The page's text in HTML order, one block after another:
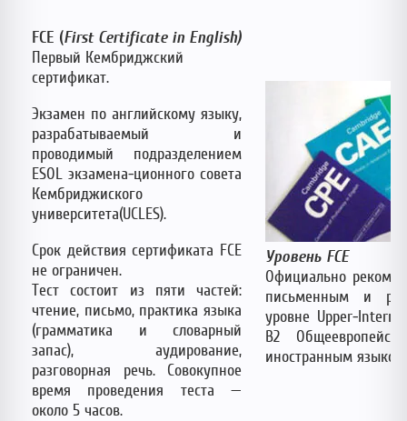
FCE (First Certificate in English)
Первый Кембриджский
сертификат.
Экзамен по английскому языку,
разрабатываемый и
проводимый подразделением
ESOL экзамена-ционного совета
Кембриджиского
университета(UCLES).
Срок действия сертификата FCE
не ограничен.
Тест состоит из пяти частей:
чтение, письмо, практика языка
(грамматика и словарный
запас), аудирование,
разговорная речь. Совокупное
время проведения теста —
около 5 часов.
Уровень FCE
Официально
письменным и
уровне Upper-
B2
иностранным языком